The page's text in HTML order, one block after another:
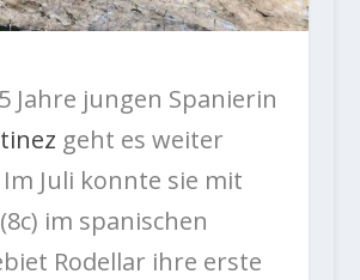
Jahre jungen Spanierin
geht es weiter
Juli konnte sie mit
im spanischen
Rodellar ihre erste